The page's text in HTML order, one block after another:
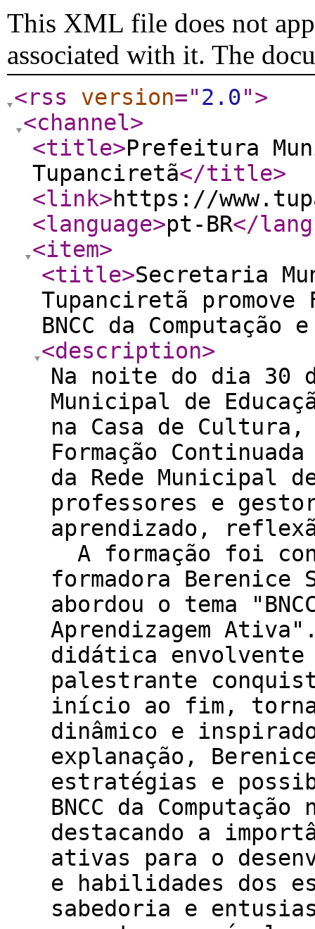
This XML file does not
associated with it. The
<rss version="2.0">
<channel>
<title>Prefeitura
Tupanciretã</title>
<link>https://
<language>pt-BR</
<item>
<title>Secretaria
Tupanciretã promove
BNCC da Computação
<description>
Na noite do dia 30
Municipal de
na Casa de Cultura,
Formação
da Rede Municipal
professores e
aprendizado,
A formação foi
formadora Berenice
abordou o tema
Aprendizagem
didática envolvente
palestrante
início ao fim,
dinâmico e
explanação,
estratégias e
BNCC da
destacando a
ativas para o
e habilidades dos
sabedoria e